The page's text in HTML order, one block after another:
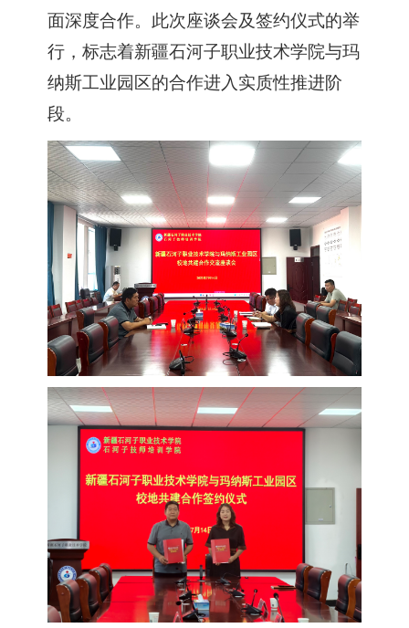
面深度合作。 此次座谈会及签约仪式的举
行，标志着新疆石河子职业技术学院与玛
纳斯工业园区的合作进入实质性推进阶
段。